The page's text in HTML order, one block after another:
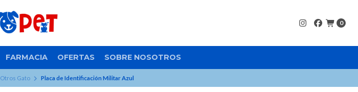
0
FARMACIA OFERTAS SOBRE NOSOTROS
Otros Gato Placa de Identificación Militar Azul